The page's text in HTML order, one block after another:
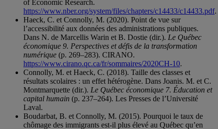
of Economic Research.
https://www.nber.org/system/files/chapters/c14433/c14433.pdf.
Haeck, C. et Connolly, M. (2020). Point de vue sur
l’accessibilité aux données des administrations publiques.
Dans N. de Marcellis Warin et B. Dostie (dir.). Le Québec
économique 9. Perspectives et défis de la transformation
numérique (p. 269–283). CIRANO.
https://www.cirano.qc.ca/fr/sommaires/2020CH-10.
Connolly, M. et Haeck, C. (2018). Taille des classes et
résultats scolaires : un effet hétérogène. Dans Joanis. M. et C.
Montmarquette (dir.). Le Québec économique 7. Éducation et
capital humain (p. 237–264). Les Presses de l’Université
Laval.
Boudarbat, B. et Connolly, M. (2015). Pourquoi le taux de
chômage des immigrants est-il plus élevé au Québec qu’en